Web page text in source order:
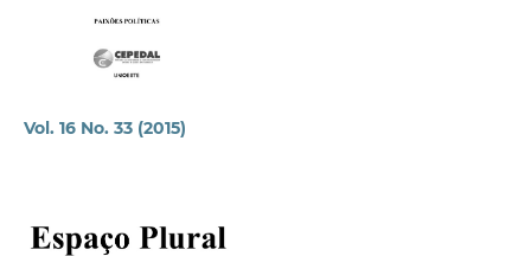
Vol. 16 No. 33 (2015)